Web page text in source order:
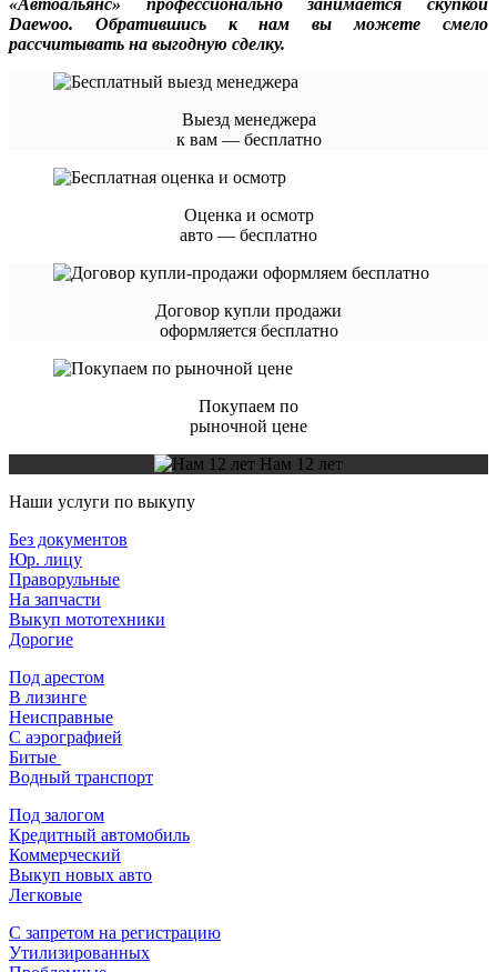
Daewoo. Обратившись к нам вы можете смело
рассчитывать на выгодную сделку.
Выезд менеджера
к вам — бесплатно
Оценка и осмотр
авто — бесплатно
Договор купли продажи
оформляется бесплатно
Покупаем по
рыночной цене
Нам 12 лет
Наши услуги по выкупу
Без документов
Юр. лицу
Праворульные
На запчасти
Выкуп мототехники
Дорогие
Под арестом
В лизинге
Неисправные
С аэрографией
Битые
Водный транспорт
Под залогом
Кредитный автомобиль
Коммерческий
Выкуп новых авто
Легковые
С запретом на регистрацию
Утилизированных